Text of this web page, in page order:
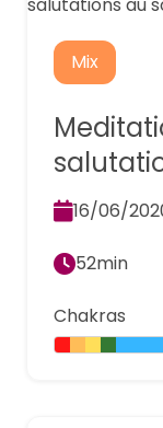
Mix
Chakras
16/06/
52min